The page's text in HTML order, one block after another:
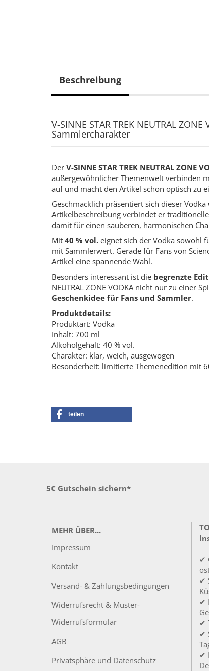
Beschreibung
V-SINNE STAR TREK NEUTRAL
Sammlercharakter
Der V-SINNE STAR TREK NEUTRAL ZONE
außergewöhnlicher Themenwelt verbinden
auf und macht den Artikel schon optisch zu
Geschmacklich präsentiert sich dieser Vodka
Artikelbeschreibung verbindet er
damit für einen sauberen, harmonischen
Mit 40 % vol. eignet sich der Vodka sowohl
mit Sammlerwert. Gerade für Fans von
Artikel eine spannende Wahl.
Besonders interessant ist die begrenzte
NEUTRAL ZONE VODKA nicht nur zu einer
Geschenkidee für Fans und Sammler.
Produktdetails:
Produktart: Vodka
Inhalt: 700 ml
Alkoholgehalt: 40 % vol.
Charakter: klar, weich, ausgewogen
Besonderheit: limitierte Themenedition mit
teilen
5€ Gutschein sichern*
MEHR ÜBER...
Impressum
Kontakt
Versand- & Zahlungsbedingungen
Widerrufsrecht & Muster-
Widerrufsformular
AGB
Privatsphäre und Datenschutz
✔
✔
✔
✔
✔
✔